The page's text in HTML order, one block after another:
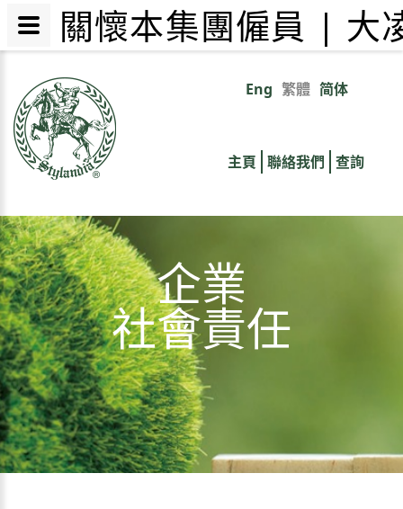
內
Eng 繁體 简体
links
主頁 聯絡我們 查詢
企業
社會責任
關懷本集團僱員 | 大